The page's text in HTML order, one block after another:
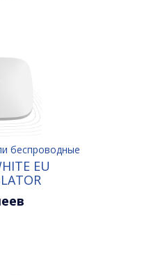
беспроводные
EU